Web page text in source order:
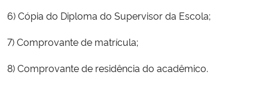
6) Cópia do Diploma do Supervisor da Escola;
7) Comprovante de matrícula;
8) Comprovante de residência do acadêmico.